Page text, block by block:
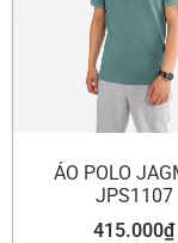
ÁO POLO
JPS1107
415.000₫